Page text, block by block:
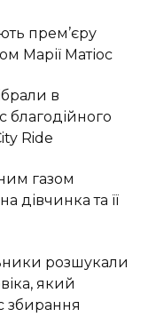
прем’єру
Марії Матіос
в
благодійного
Ride
газом
дівчинка та її
розшукали
який
збирання